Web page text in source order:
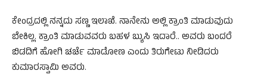
ಕೇಂದ್ರದಲ್ಲಿ ನನ್ನದು ಸಣ್ಣ ಇಲಾಖೆ. ನಾನೇನು ಅಲ್ಲಿ ಕ್ರಾಂತಿ ಮಾಡುವುದು
ಬೇಕಿಲ್ಲ. ಕ್ರಾಂತಿ ಮಾಡುವವರು ಬಹಳ ಬ್ಯುಸಿ‌ ಇದಾರೆ.. ಅವರು‌ ಬಂದರೆ
ಬಿಡದಿಗೆ ಹೋಗಿ ಚರ್ಚೆ ಮಾಡೋಣ ಎಂದು ತಿರುಗೇಟು ನೀಡಿದರು
ಕುಮಾರಸ್ವಾಮಿ ಅವರು.